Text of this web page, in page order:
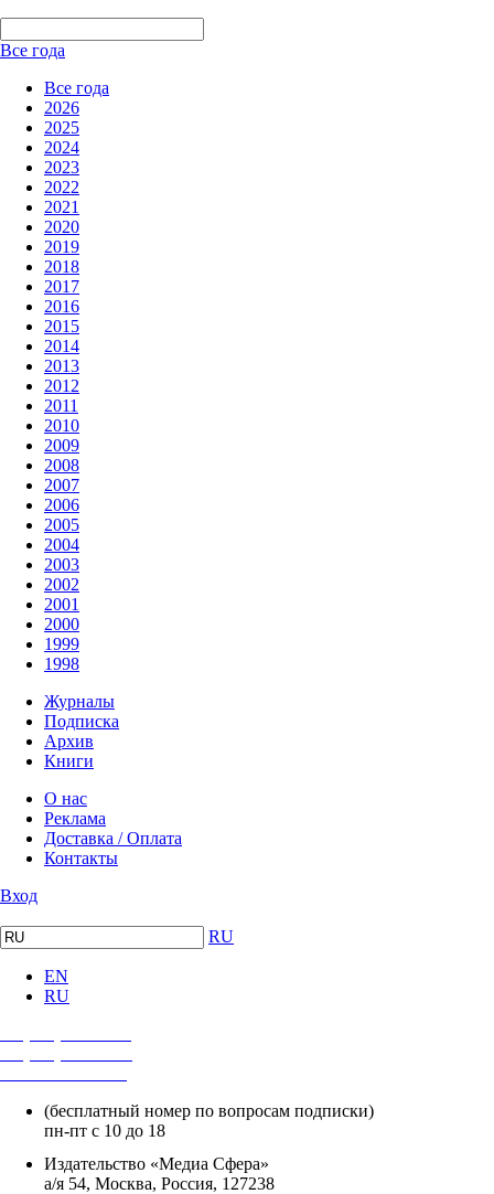
Все года
Все года
2026
2025
2024
2023
2022
2021
2020
2019
2018
2017
2016
2015
2014
2013
2012
2011
2010
2009
2008
2007
2006
2005
2004
2003
2002
2001
2000
1999
1998
Журналы
Подписка
Архив
Книги
О нас
Реклама
Доставка / Оплата
Контакты
Вход
RU
EN
RU
(бесплатный номер по вопросам подписки)
пн-пт с 10 до 18
Издательство «Медиа Сфера»
а/я 54, Москва, Россия, 127238